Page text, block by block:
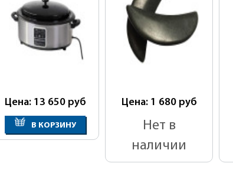
Цена: 13 650 руб
В КОРЗИНУ
Цена: 1 680 руб
Нет в
наличии